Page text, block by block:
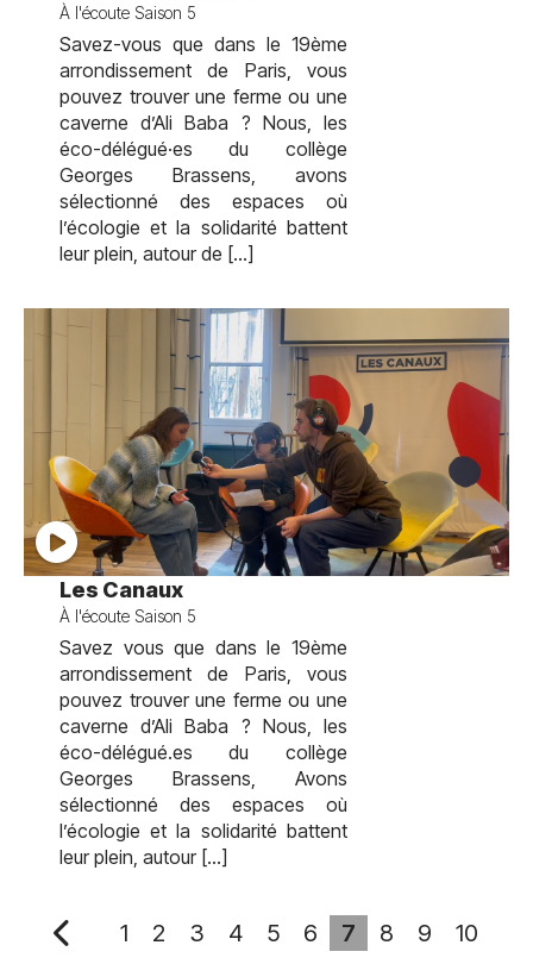
À l'écoute Saison 5
Savez-vous que dans le 19ème
arrondissement de Paris, vous
pouvez trouver une ferme ou une
caverne d’Ali Baba ? Nous, les
éco-délégué·es du collège
Georges Brassens, avons
sélectionné des espaces où
l’écologie et la solidarité battent
leur plein, autour de […]
Les Canaux
À l'écoute Saison 5
Savez vous que dans le 19ème
arrondissement de Paris, vous
pouvez trouver une ferme ou une
caverne d’Ali Baba ? Nous, les
éco-délégué.es du collège
Georges Brassens, Avons
sélectionné des espaces où
l’écologie et la solidarité battent
leur plein, autour […]
1 2 3 4 5 6 7 8 9
10